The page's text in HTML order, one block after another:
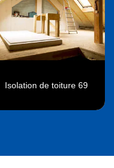
Isolation de toiture 69